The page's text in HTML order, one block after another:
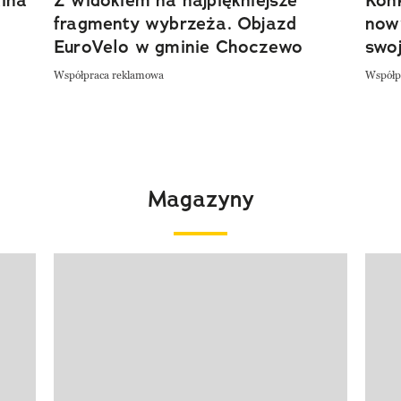
fragmenty wybrzeża. Objazd
EuroVelo w gminie Choczewo
Współpraca reklamowa
Magazyny